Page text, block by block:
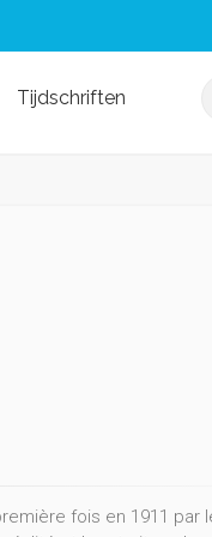
Tijdschriften
fois en 1911 par